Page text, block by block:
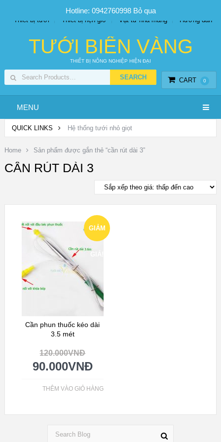
SP PHUN SƯƠNG GIÁ TỐT Bộ KIT tưới
Thiết bị tưới
Thiết bị hẹn giờ Vật tư nhà màng Hướng dẫn
TƯỚI BIỂN VÀNG
THIẾT BỊ NÔNG NGHIỆP HIỆN ĐẠI
CART 0
MENU
QUICK LINKS Hệ thống tưới nhỏ giọt
Home Sản phẩm được gắn thẻ “cần rút dài 3”
CẦN RÚT DÀI 3
GIẢM
GIÁ!
Cần phun thuốc kéo dài
3.5 mét
120.000VNĐ
90.000VNĐ
THÊM VÀO GIỎ HÀNG
Hotline: 0942760998 Bỏ qua